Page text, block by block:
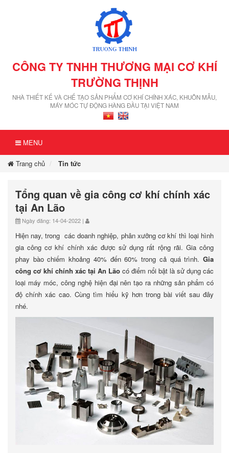
CÔNG TY TNHH THƯƠNG MẠI CƠ KHÍ
TRƯỜNG THỊNH
NHÀ THIẾT KẾ VÀ CHẾ TẠO SẢN PHẨM CƠ KHÍ CHÍNH XÁC, KHUÔN MẪU,
MÁY MÓC TỰ ĐỘNG HÀNG ĐẦU TẠI VIỆT NAM
MENU
Trang chủ Tin tức
Tổng quan về gia công cơ khí chính xác
tại An Lão
Ngày đăng: 14-04-2022 |
Hiện nay, trong các doanh nghiệp, phân xưởng cơ khí thì loại hình
gia công cơ khí chính xác được sử dụng rất rộng rãi. Gia công
phay bào chiếm khoảng 40% đến 60% trong cả quá trình. Gia
công cơ khí chính xác tại An Lão có điểm nổi bật là sử dụng các
loại máy móc, công nghệ hiện đại nên tạo ra những sản phẩm có
độ chính xác cao. Cùng tìm hiểu kỹ hơn trong bài viết sau đây
nhé.